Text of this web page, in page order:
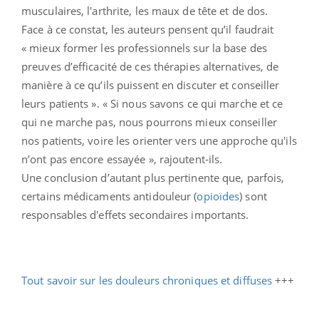
musculaires, l'arthrite, les maux de tête et de dos.
Face à ce constat, les auteurs pensent qu’il faudrait
« mieux former les professionnels sur la base des
preuves d’efficacité de ces thérapies alternatives, de
manière à ce qu’ils puissent en discuter et conseiller
leurs patients ». « Si nous savons ce qui marche et ce
qui ne marche pas, nous pourrons mieux conseiller
nos patients, voire les orienter vers une approche qu'ils
n’ont pas encore essayée », rajoutent-ils.
Une conclusion d’autant plus pertinente que, parfois,
certains médicaments antidouleur (opioïdes) sont
responsables d'effets secondaires importants.
Tout savoir sur les douleurs chroniques et diffuses +++